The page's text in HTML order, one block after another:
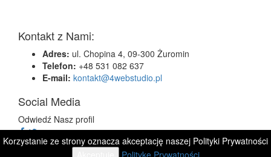
Kontakt z Nami:
Adres: ul. Chopina 4, 09-300 Żuromin
Telefon: +48 531 082 637
E-mail: kontakt@4webstudio.pl
Social Media
Odwiedź Nasz profil
© Copyright 2014. Agencja Interaktywna 4webstudio |
Korzystanie ze strony oznacza akceptację naszej Polityki Prywatności
Politykę Prywatności